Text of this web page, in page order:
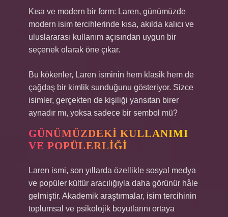
Kısa ve modern bir form: Laren, günümüzde
modern isim tercihlerinde kısa, akılda kalıcı ve
uluslararası kullanım açısından uygun bir
seçenek olarak öne çıkar.
Bu kökenler, Laren isminin hem klasik hem de
çağdaş bir kimlik sunduğunu gösteriyor. Sizce
isimler, gerçekten de kişiliği yansıtan birer
aynadır mı, yoksa sadece bir sembol mü?
GÜNÜMÜZDEKI KULLANIMI
VE POPÜLERLIĞI
Laren ismi, son yıllarda özellikle sosyal medya
ve popüler kültür aracılığıyla daha görünür hâle
gelmiştir. Akademik araştırmalar, isim tercihinin
toplumsal ve psikolojik boyutlarını ortaya